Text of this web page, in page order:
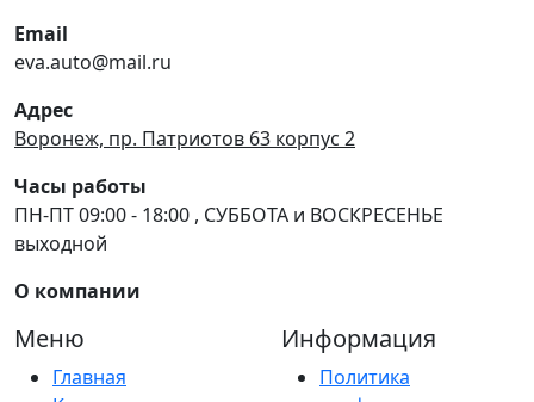
Email
eva.auto@mail.ru
Адрес
Воронеж, пр. Патриотов 63 корпус 2
Часы работы
ПН-ПТ 09:00 - 18:00 , СУББОТА и ВОСКРЕСЕНЬЕ
выходной
О компании
Меню
Главная
Информация
Политика